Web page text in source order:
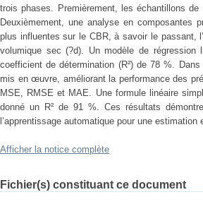
trois phases. Premièrement, les échantillons
Deuxièmement, une analyse en composantes
plus influentes sur le CBR, à savoir le passant,
volumique sec (?d). Un modèle de
coefficient de détermination (R²) de 78 %.
mis en œuvre, améliorant la performance des
MSE, RMSE et MAE. Une formule linéaire
donné un R² de 91 %. Ces résultats
l’apprentissage automatique pour une
Afficher la notice complète
Fichier(s) constituant ce document